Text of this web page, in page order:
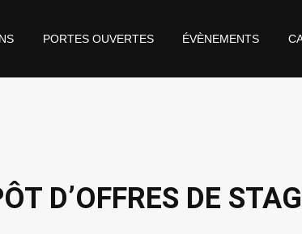
PORTES OUVERTES ÉVÈNEMENTS
D’OFFRES DE